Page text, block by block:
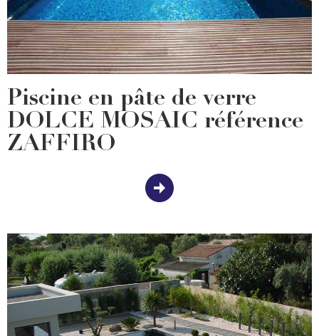
Piscine en pâte de verre
DOLCE MOSAIC référence
ZAFFIRO